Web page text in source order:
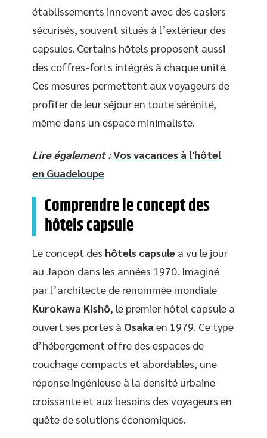
établissements innovent avec des casiers
sécurisés, souvent situés à l’extérieur des
capsules. Certains hôtels proposent aussi
des coffres-forts intégrés à chaque unité.
Ces mesures permettent aux voyageurs de
profiter de leur séjour en toute sérénité,
même dans un espace minimaliste.
Lire également :Vos vacances à l'hôtel
en Guadeloupe
Comprendre le concept des
hôtels capsule
Le concept des hôtels capsule a vu le jour
au Japon dans les années 1970. Imaginé
par l’architecte de renommée mondiale
Kurokawa Kishô, le premier hôtel capsule a
ouvert ses portes à Osaka en 1979. Ce type
d’hébergement offre des espaces de
couchage compacts et abordables, une
réponse ingénieuse à la densité urbaine
croissante et aux besoins des voyageurs en
quête de solutions économiques.